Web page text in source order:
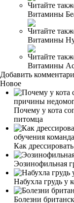
Читайте
Витамины
Читайте
Витамины
Читайте
Витамины
Добавить
Новое
Почему у кота
питомца
Как
Эозинофильная
Набухла грудь у
Болезни